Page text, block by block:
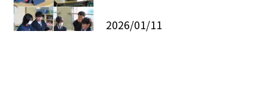
2026/01/11